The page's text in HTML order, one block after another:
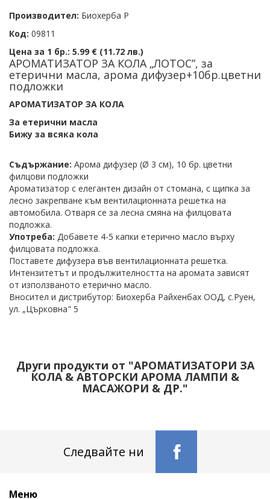
Производител: Биохерба Р
Код: 09811
Цена за 1 бр.: 5.99 € (11.72 лв.)
АРОМАТИЗАТОР ЗА КОЛА „ЛОТОС”, за
етерични масла, арома дифузер+10бр.цветни
подложки
АРОМАТИЗАТОР ЗА КОЛА
За етерични масла
Бижу за всяка кола
Съдържание: Арома дифузер (Ø 3 см), 10 бр. цветни
филцови подложки
Ароматизатор с елегантен дизайн от стомана, с щипка за
лесно закрепване към вентилационната решетка на
автомобила. Отваря се за лесна смяна на филцовата
подложка.
Употреба: Добавете 4-5 капки етерично масло върху
филцовата подложка.
Поставете дифузера във вентилационната решетка.
Интензитетът и продължителността на аромата зависят
от използваното етерично масло.
Вносител и дистрибутор: Биохерба Райхенбах ООД, с.Руен,
ул. „Църковна" 5
Други продукти от "АРОМАТИЗАТОРИ ЗА
КОЛА & АВТОРСКИ АРОМА ЛАМПИ &
МАСАЖОРИ & ДР."
Следвайте ни
Меню